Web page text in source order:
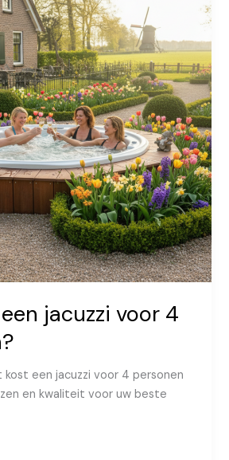
jacuzzi voor 4
kost een jacuzzi voor 4 personen
en kwaliteit voor uw beste